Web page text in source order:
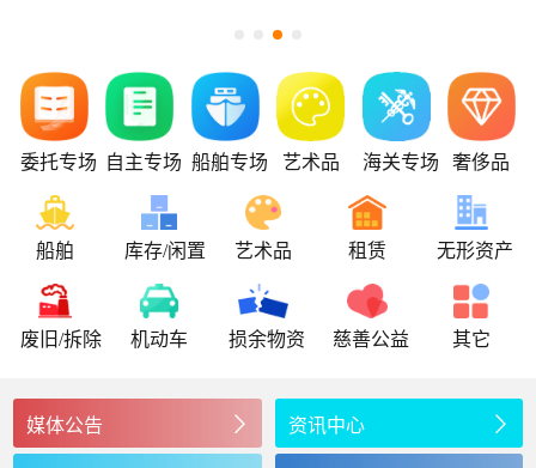
委托专场 自主专场 船舶专场 艺术品 海关专场 奢侈品
船舶 库存/闲置 艺术品 租赁 无形资产
废旧/拆除 机动车 损余物资 慈善公益 其它
媒体公告 资讯中心